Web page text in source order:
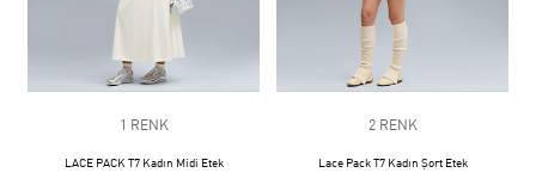
1 RENK
LACE PACK T7 Kadın Midi Etek
2 RENK
Lace Pack T7 Kadın Şort Etek